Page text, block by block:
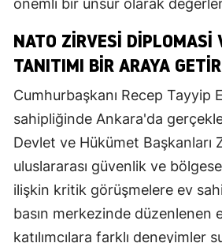
önemli bir unsur olarak
NATO ZIRVESI DIPLOMASI
TANITIMI BIR ARAYA
Cumhurbaşkanı Recep Tayyip
sahipliğinde Ankara'da
Devlet ve Hükümet Başkanları
uluslararası güvenlik ve
ilişkin kritik görüşmelere ev
basın merkezinde düzenlenen
katılımcılara farklı deneyimler